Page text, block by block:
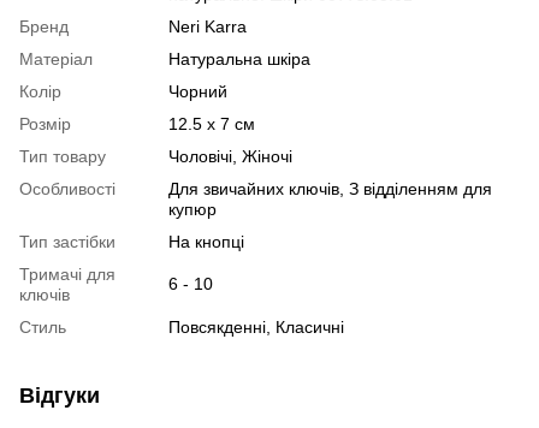
Бренд
Neri Karra
Матеріал
Натуральна шкіра
Колір
Чорний
Розмір
12.5 x 7 см
Тип товару
Чоловічі, Жіночі
Особливості
Для звичайних ключів, З відділенням для
купюр
Тип застібки
На кнопці
Тримачі для
ключів
6 - 10
Стиль Повсякденні, Класичні
Відгуки